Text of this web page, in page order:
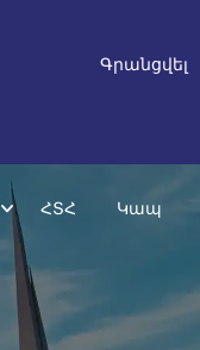
Գրանցվել
ՀՏՀ Կապ